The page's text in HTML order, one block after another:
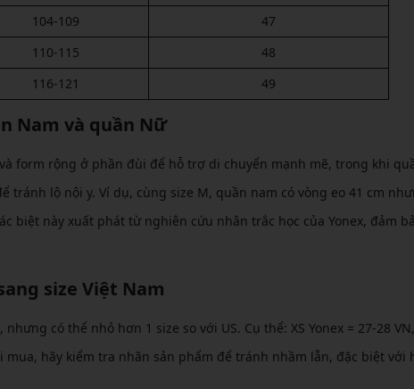
104-109
47
110-115
48
116-121 49
Nam và quần Nữ
form rộng ở phần đùi để hỗ trợ di chuyển mạnh mẽ, trong khi
tránh lộ nội y. Ví dụ, cùng size M, quần nam có vòng eo 41 cm
biệt này xuất phát từ nghiên cứu nhân trắc học của Yonex, đảm
size Việt Nam
có thể nhỏ hơn 1 size so với US. Cụ thể: XS Yonex = 27-28
mua, hãy kiểm tra nhãn sản phẩm để tránh nhầm lẫn, đặc biệt với